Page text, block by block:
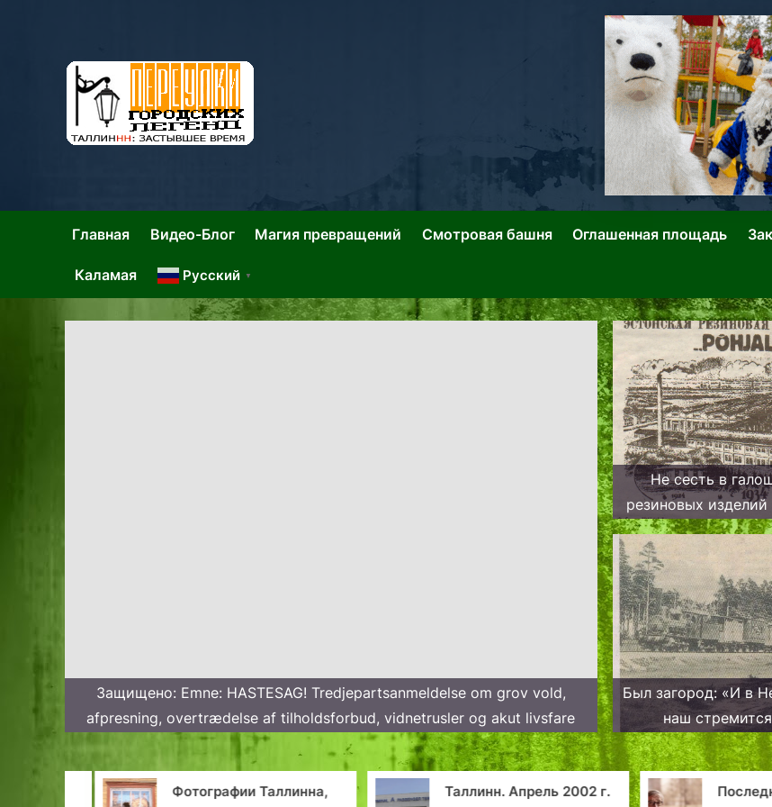
Таллин: Переулки Городских Легенд
Главная Видео-Блог Магия превращений Смотровая башня Оглашенная площадь
Каламая Русский ▼
Защищено: Emne: HASTESAG! Tredjepartsanmeldelse om grov vold,
afpresning, overtrædelse af tilholdsforbud, vidnetrusler og akut livsfare
Не сесть в
резиновых
легенда
Был загород: «И в
наш
посылками,
Фотографии Таллинна,
Таллинн. Апрель 2002 г.